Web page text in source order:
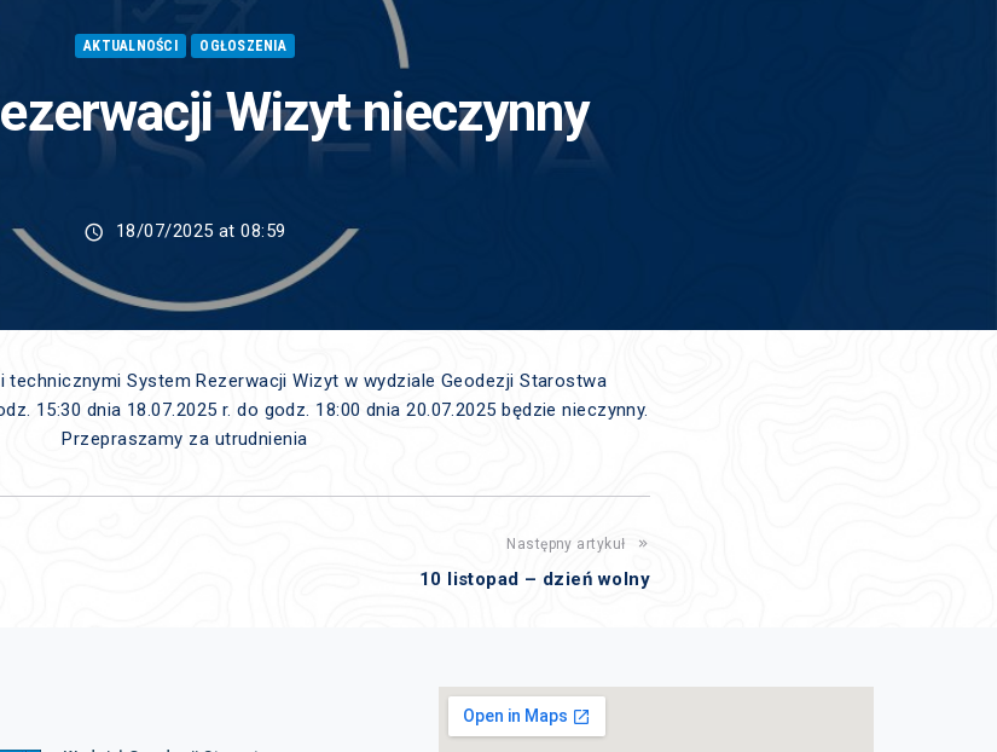
AKTUALNOŚCI OGŁOSZENIA
Wizyt nieczynny
18/07/2025 at 08:59
technicznymi System Rezerwacji Wizyt w wydziale Geodezji Starostwa
15:30 dnia 18.07.2025 r. do godz. 18:00 dnia 20.07.2025 będzie nieczynny.
Przepraszamy za utrudnienia
Następny artykuł
10 listopad – dzień wolny